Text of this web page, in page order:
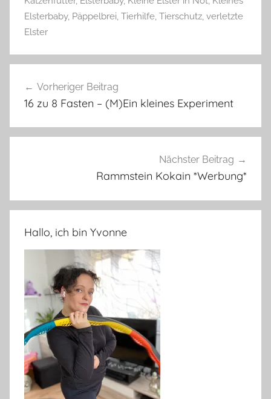
Elsterbaby, Päppelbrei, Tierhilfe, Tierschutz, verletzte
Elster
Vorheriger Beitrag
16 zu 8 Fasten – (M)Ein kleines Experiment
Nächster Beitrag
Rammstein Kokain *Werbung*
Hallo, ich bin Yvonne